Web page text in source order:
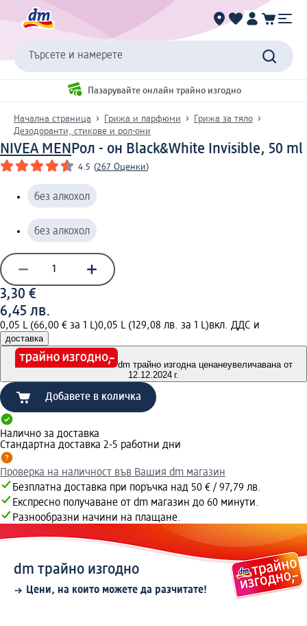
Търсете и намерете
Пазарувайте онлайн трайно изгодно
Начална страница Грижа и парфюми
Грижа за тяло
Дезодоранти, стикове и рол-они
NIVEA MENРол - он Black&White Invisible, 50 ml
4.5 (267 Оценки)
без алкохол
без алкохол
3,30 €
6,45 лв.
0,05 L (66,00 € за 1 L)0,05 L (129,08 лв. за 1 L)вкл. ДДС и
доставка
dm трайно изгодна ценанеувеличавана от
12.12.2024 г.
Добавете в количка
Налично за доставка
Стандартна доставка 2-5 работни дни
Проверка на наличност във Вашия dm магазин
Безплатна доставка при поръчка над 50 € / 97,79 лв.
Експресно получаване от dm магазин до 60 минути.
Разнообразни начини на плащане.
dm трайно изгодно
Цени, на които можете да разчитате!